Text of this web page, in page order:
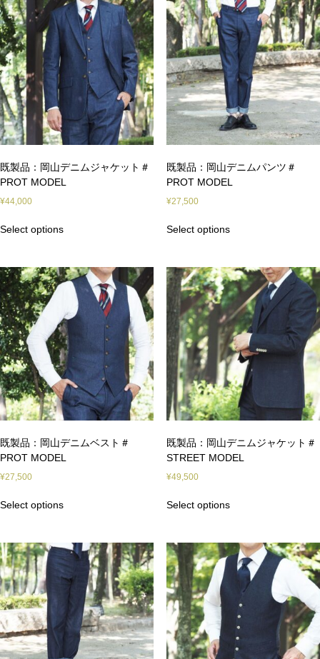
既製品：岡山デニムジャケット＃
PROT MODEL
¥44,000
Select options
既製品：岡山デニムパンツ＃
PROT MODEL
¥27,500
Select options
既製品：岡山デニムベスト＃
PROT MODEL
¥27,500
Select options
既製品：岡山デニムジャケット＃
STREET MODEL
¥49,500
Select options